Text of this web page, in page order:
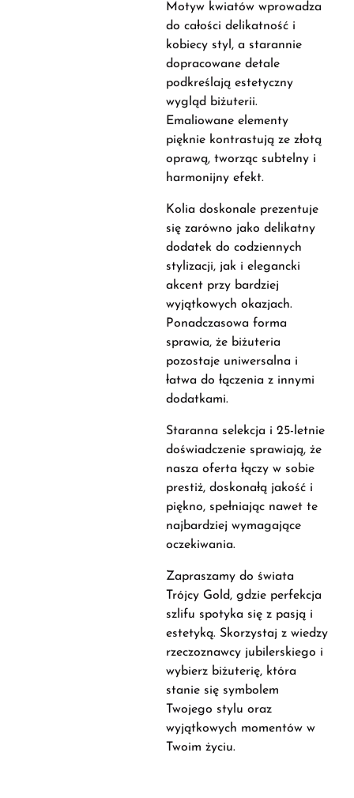
Motyw kwiatów wprowadza
do całości delikatność i
kobiecy styl, a starannie
dopracowane detale
podkreślają estetyczny
wygląd biżuterii.
Emaliowane elementy
pięknie kontrastują ze złotą
oprawą, tworząc subtelny i
harmonijny efekt.
Kolia doskonale prezentuje
się zarówno jako delikatny
dodatek do codziennych
stylizacji, jak i elegancki
akcent przy bardziej
wyjątkowych okazjach.
Ponadczasowa forma
sprawia, że biżuteria
pozostaje uniwersalna i
łatwa do łączenia z innymi
dodatkami.
Staranna selekcja i 25-letnie
doświadczenie sprawiają, że
nasza oferta łączy w sobie
prestiż, doskonałą jakość i
piękno, spełniając nawet te
najbardziej wymagające
oczekiwania.
Zapraszamy do świata
Trójcy Gold, gdzie perfekcja
szlifu spotyka się z pasją i
estetyką. Skorzystaj z wiedzy
rzeczoznawcy jubilerskiego i
wybierz biżuterię, która
stanie się symbolem
Twojego stylu oraz
wyjątkowych momentów w
Twoim życiu.